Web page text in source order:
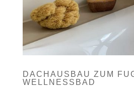
DACHAUSBAU ZUM
WELLNESSBAD